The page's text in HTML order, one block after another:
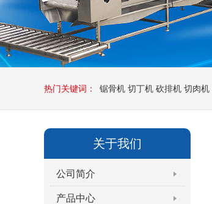
热门关键词： 锯骨机 切丁机 砍排机 切肉机
关于我们
公司简介
产品中心